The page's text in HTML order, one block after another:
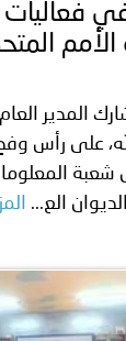
فعاليات
المدير
الله، على رأس
شعبة
الع...